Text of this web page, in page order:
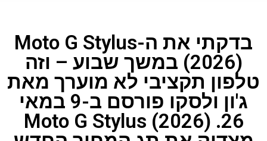
בדקתי את ה-Moto G Stylus
(2026) במשך שבוע – וזה
טלפון תקציבי לא מוערך מאת
ג'ון ולסקו פורסם ב-9 במאי
26. Moto G Stylus (2026)